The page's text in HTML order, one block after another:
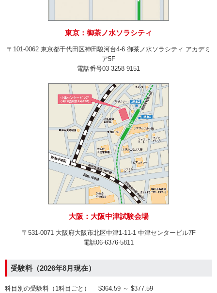
東京：御茶ノ水ソラシティ
〒101‐0062 東京都千代田区神田駿河台4‐6 御茶ノ水ソラシティ アカデミ
ア5F
電話番号03‐3258‐9151
大阪：大阪中津試験会場
〒531‐0071 大阪府大阪市北区中津1‐11‐1 中津センタービル7F
電話06‐6376‐5811
受験料（2026年8月現在）
科目別の受験料（1科目ごと） $364.59 ～ $377.59